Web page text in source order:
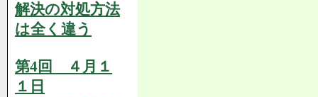
解決の対処方法
は全く違う
第4回 ４月１
１日